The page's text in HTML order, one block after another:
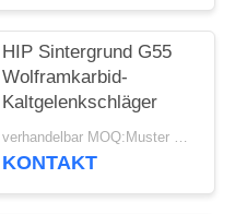
HIP Sintergrund G55
Wolframkarbid-
Kaltgelenkschläger
verhandelbar MOQ:Muster werden angenommen
KONTAKT